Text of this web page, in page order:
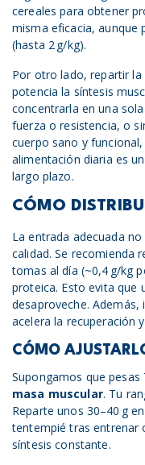
cereales para obtener
misma eficacia, aunque
(hasta 2 g/kg).
Por otro lado, repartir la
potencia la síntesis
concentrarla en una
fuerza o resistencia, o
cuerpo sano y
alimentación diaria es
largo plazo.
CÓMO
La entrada adecuada
calidad. Se recomienda
tomas al día (~0,4 g/kg
proteica. Esto evita que
desaproveche.
acelera la recuperación
CÓMO
Supongamos que pesas
masa muscular. Tu
Reparte unos 30–40 g
tentempié tras entrenar
síntesis constante.